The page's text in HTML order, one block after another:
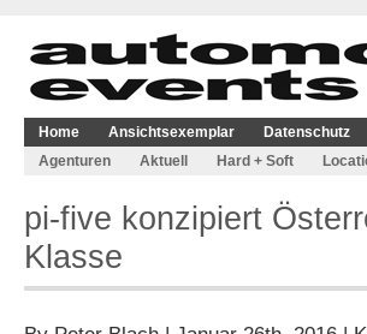
Home Ansichtsexemplar Datenschutz
Agenturen
Aktuell Hard + Soft
pi-five konzipiert
Klasse